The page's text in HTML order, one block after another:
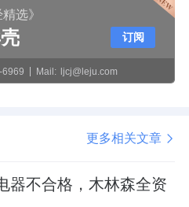
选》
6969 Mail: ljcj@leju.com
订阅
更多相关文章
器不合格，木林森全资